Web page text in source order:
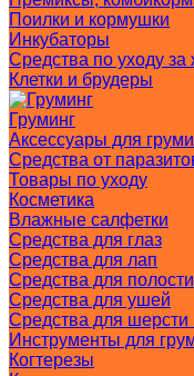
Поилки и кормушки
Инкубаторы
Средства по уходу
Клетки и брудеры
Груминг
Аксессуары для
Средства от
Товары по уходу
Косметика
Влажные салфетки
Средства для глаз
Средства для лап
Средства для
Средства для ушей
Средства для шерсти
Инструменты для
Когтерезы